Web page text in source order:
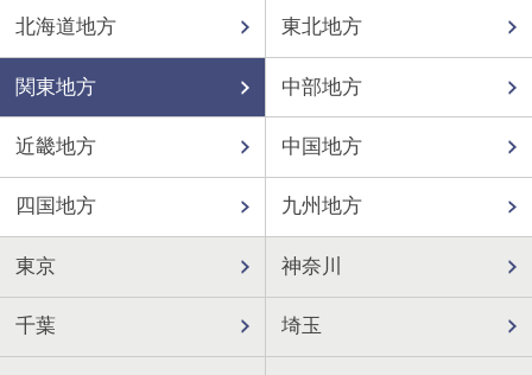
北海道地方 東北地方
関東地方 中部地方
近畿地方 中国地方
四国地方 九州地方
東京 神奈川
千葉 埼玉